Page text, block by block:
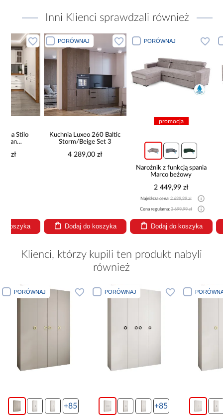
Inni Klienci sprawdzali również
PORÓWNAJ
Kuchnia Luxeo 260 Baltic
Storm/Beige Set 3
4 289,00 zł
Dodaj do koszyka
PORÓWNAJ
Narożnik z funkcją spania
Marco beżowy
2 449,99 zł
2 699,99 zł
2 699,99 zł
Dodaj do koszyka
Sofa
Najniższa
Cena
Klienci, którzy kupili ten produkt nabyli
również
PORÓWNAJ
+85
PORÓWNAJ
+85